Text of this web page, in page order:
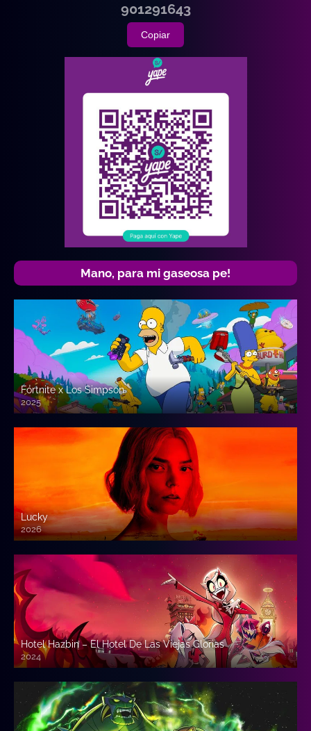
901291643
Copiar
Mano, para mi gaseosa pe!
Fortnite x Los Simpson
2025
Lucky
2026
Hotel Hazbin – El Hotel De Las Viejas Glorias
2024